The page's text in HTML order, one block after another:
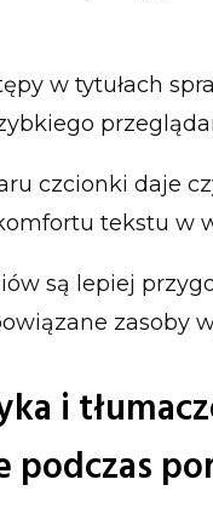
w tytułach
czcionki daje
tekstu w
są lepiej
zasoby
i
podczas